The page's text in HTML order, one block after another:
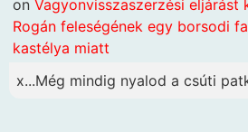
on Vagyonvisszaszerzési eljárást
Rogán feleségének egy borsodi
kastélya miatt
x...Még mindig nyalod a csúti